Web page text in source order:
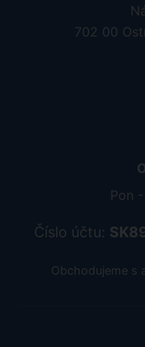
702 00
Pon
Číslo účtu:
Obchodujeme s